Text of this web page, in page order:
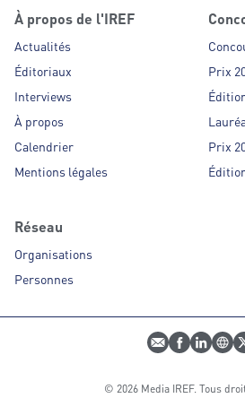
À propos de l'IREF
Actualités
Éditoriaux
Interviews
À propos
Calendrier
Mentions légales
Prix
Prix
Réseau
Organisations
Personnes
E-mail
ProfilProfilSite
© 2026 Media IREF. Tous